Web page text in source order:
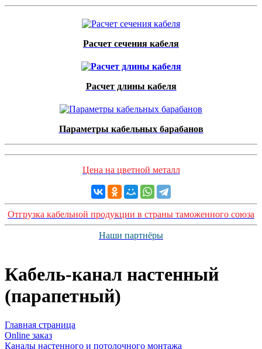
Расчет сечения кабеля
Расчет длины кабеля
Параметры кабельных барабанов
Цена на цветной металл
Отгрузка кабельной продукции в страны таможенного союза
Наши партнёры
Кабель-канал настенный
(парапетный)
Главная страница
Оnline заказ
Каналы настенного и потолочного монтажа